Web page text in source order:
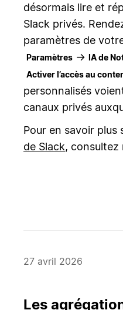
désormais lire et
Slack privés.
paramètres de
Paramètres → IA de
Activer l’accès au
personnalisés
canaux privés
Pour en savoir plus
de Slack, consultez
27 avril 2026
Les